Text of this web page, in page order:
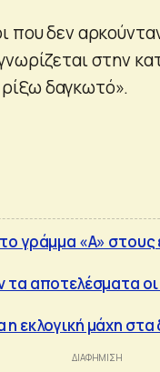
που δεν
στην
δαγκωτό».
γράμμα «Α»
αποτελέσματα οι
εκλογική μάχη